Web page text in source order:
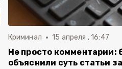
Криминал 15 апреля , 16:47
Не просто комментарии:
объяснили суть статьи